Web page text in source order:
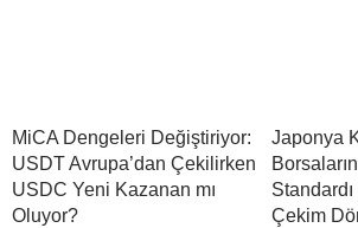
MiCA Dengeleri Değiştiriyor:
USDT Avrupa’dan Çekilirken
USDC Yeni Kazanan mı
Oluyor?
Japonya
Çekim